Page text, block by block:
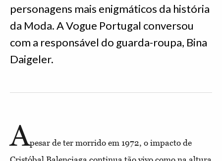
personagens mais enigmáticos da história
da Moda. A Vogue Portugal conversou
com a responsável do guarda-roupa, Bina
Daigeler.
Apesar de ter morrido em 1972, o impacto de